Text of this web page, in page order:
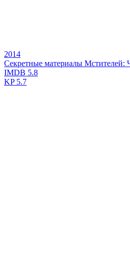
2014
Секретные материалы Мстителей:
IMDB 5.8
KP5.7